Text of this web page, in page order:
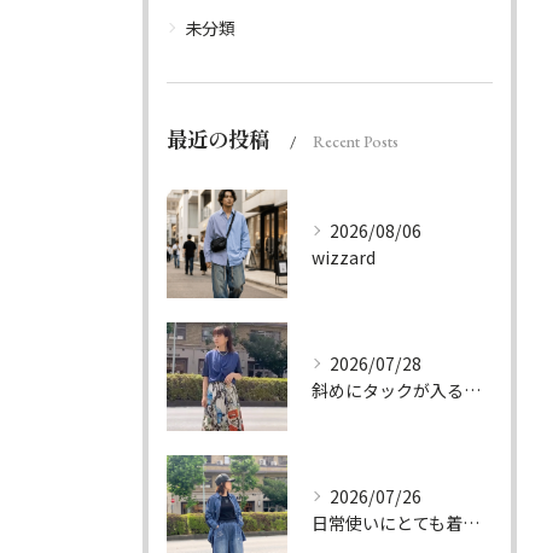
未分類
最近の投稿 Recent Posts
2026/08/06
wizzard
2026/07/28
斜めにタックが入る事でスカートに綺麗な流れができ、品の良さを...
2026/07/26
日常使いにとても着やすいデニムのセットアップ。